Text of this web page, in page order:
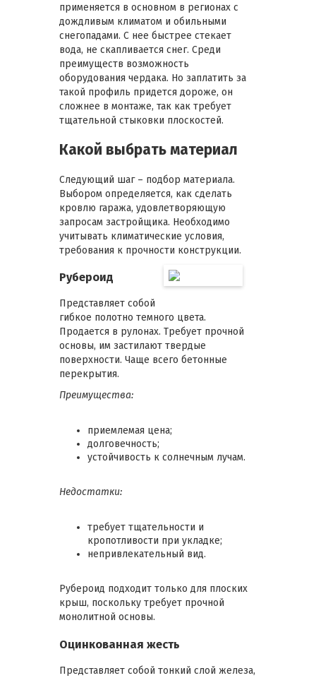
применяется в основном в регионах с
дождливым климатом и обильными
снегопадами. С нее быстрее стекает
вода, не скапливается снег. Среди
преимуществ возможность
оборудования чердака. Но заплатить за
такой профиль придется дороже, он
сложнее в монтаже, так как требует
тщательной стыковки плоскостей.
Какой выбрать материал
Следующий шаг – подбор материала.
Выбором определяется, как сделать
кровлю гаража, удовлетворяющую
запросам застройщика. Необходимо
учитывать климатические условия,
требования к прочности конструкции.
Рубероид
Представляет собой
гибкое полотно темного цвета.
Продается в рулонах. Требует прочной
основы, им застилают твердые
поверхности. Чаще всего бетонные
перекрытия.
Преимущества:
приемлемая цена;
долговечность;
устойчивость к солнечным лучам.
Недостатки:
требует тщательности и
кропотливости при укладке;
непривлекательный вид.
Рубероид подходит только для плоских
крыш, поскольку требует прочной
монолитной основы.
Оцинкованная жесть
Представляет собой тонкий слой железа,